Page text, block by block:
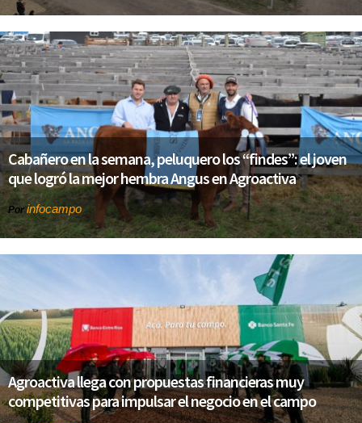
Cabañero en la semana, peluquero los “findes”: el joven
que logró la mejor hembra Angus en Agroactiva
Por infocampo
Agroactiva llega con propuestas financieras muy
competitivas para impulsar el negocio en el campo